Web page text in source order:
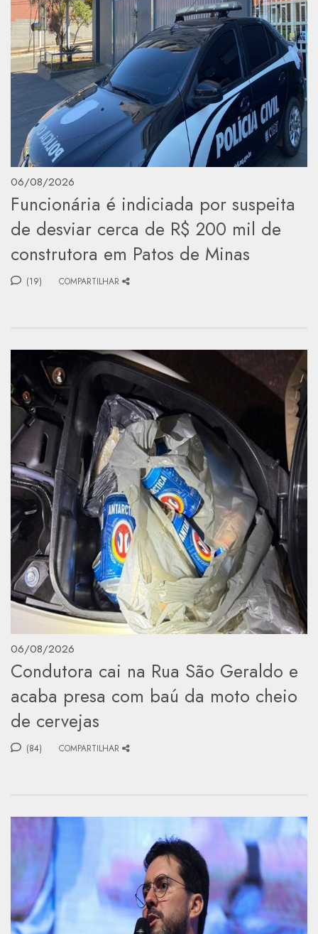
06/08/2026
Funcionária é indiciada por suspeita
de desviar cerca de R$ 200 mil de
construtora em Patos de Minas
(19) COMPARTILHAR
06/08/2026
Condutora cai na Rua São Geraldo e
acaba presa com baú da moto cheio
de cervejas
(84) COMPARTILHAR